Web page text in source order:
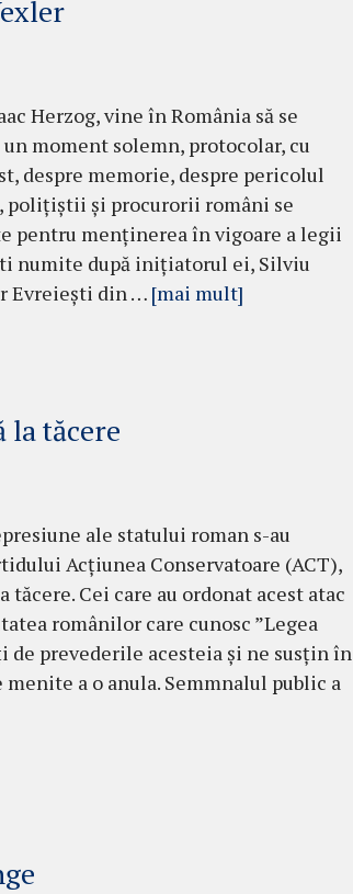
Herzog, vine în România să se
moment solemn, protocolar, cu
despre memorie, despre pericolul
și procurorii români se
pentru menținerea în vigoare a legii
numite după inițiatorul ei, Silviu
Evreiești din … [mai mult]
la tăcere
ale statului roman s-au
Acțiunea Conservatoare (ACT),
tăcere. Cei care au ordonat acest atac
românilor care cunosc ”Legea
de prevederile acesteia și ne susțin în
a o anula. Semmnalul public a